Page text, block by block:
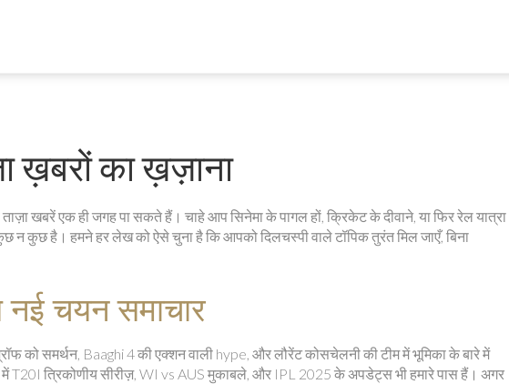
ख़बरों का ख़ज़ाना
खबरें एक ही जगह पा सकते हैं। चाहे आप सिनेमा के पागल हों, क्रिकेट के दीवाने, या फिर रेल यात्रा
न कुछ है। हमने हर लेख को ऐसे चुना है कि आपको दिलचस्पी वाले टॉपिक तुरंत मिल जाएँ, बिना
चयन समाचार
को समर्थन, Baaghi 4 की एक्शन वाली hype, और लौरेंट कोसचेलनी की टीम में भूमिका के बारे में
में T20I त्रिकोणीय सीरीज़, WI vs AUS मुकाबले, और IPL 2025 के अपडेट्स भी हमारे पास हैं। अगर